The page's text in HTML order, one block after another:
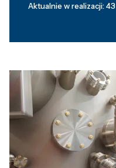
Aktualnie w realizacji: 43